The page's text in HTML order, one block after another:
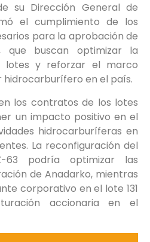
su Dirección General de
el cumplimiento de los
para la aprobación de
que buscan optimizar la
lotes y reforzar el marco
en el país.
los contratos de los lotes
un impacto positivo en el
hidrocarburíferas en
La reconfiguración del
podría optimizar las
de Anadarko, mientras
corporativo en el lote 131
accionaria en el